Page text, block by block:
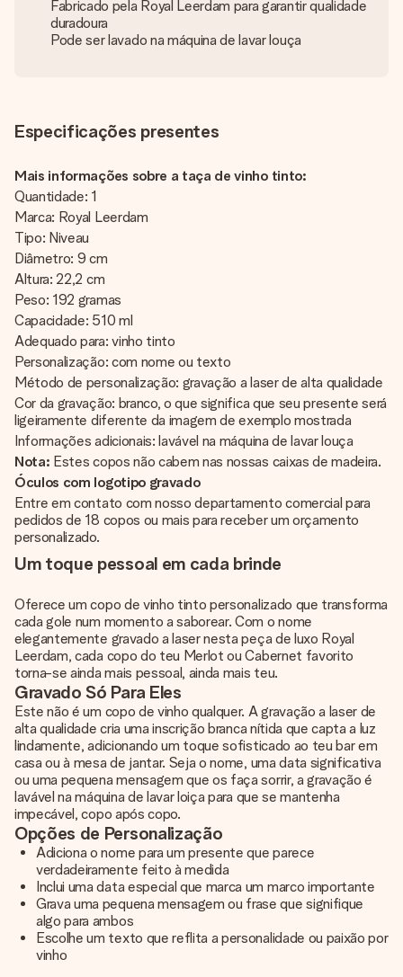
Fabricado pela Royal Leerdam para garantir qualidade
duradoura
Pode ser lavado na máquina de lavar louça
Especificações presentes
Mais informações sobre a taça de vinho tinto:
Quantidade: 1
Marca: Royal Leerdam
Tipo: Niveau
Diâmetro: 9 cm
Altura: 22,2 cm
Peso: 192 gramas
Capacidade: 510 ml
Adequado para: vinho tinto
Personalização: com nome ou texto
Método de personalização: gravação a laser de alta qualidade
Cor da gravação: branco, o que significa que seu presente será
ligeiramente diferente da imagem de exemplo mostrada
Informações adicionais: lavável na máquina de lavar louça
Nota: Estes copos não cabem nas nossas caixas de madeira.
Óculos com logotipo gravado
Entre em contato com nosso departamento comercial para
pedidos de 18 copos ou mais para receber um orçamento
personalizado.
Um toque pessoal em cada brinde
Oferece um copo de vinho tinto personalizado que transforma
cada gole num momento a saborear. Com o nome
elegantemente gravado a laser nesta peça de luxo Royal
Leerdam, cada copo do teu Merlot ou Cabernet favorito
torna-se ainda mais pessoal, ainda mais teu.
Gravado Só Para Eles
Este não é um copo de vinho qualquer. A gravação a laser de
alta qualidade cria uma inscrição branca nítida que capta a luz
lindamente, adicionando um toque sofisticado ao teu bar em
casa ou à mesa de jantar. Seja o nome, uma data significativa
ou uma pequena mensagem que os faça sorrir, a gravação é
lavável na máquina de lavar loiça para que se mantenha
impecável, copo após copo.
Opções de Personalização
Adiciona o nome para um presente que parece
verdadeiramente feito à medida
Inclui uma data especial que marca um marco importante
Grava uma pequena mensagem ou frase que signifique
algo para ambos
Escolhe um texto que reflita a personalidade ou paixão por
vinho